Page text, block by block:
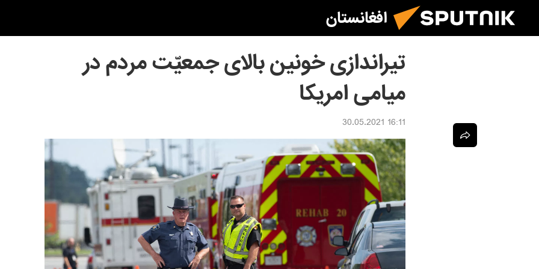
افغانستان
تیراندازی خونین بالای جمعیّت مردم در
میامی امریکا
16:11 30.05.2021